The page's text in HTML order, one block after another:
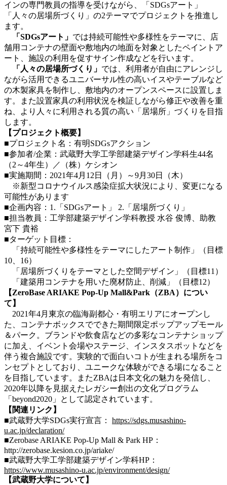
インの専門教員の指導を受けながら、「SDGsアート」
「人々の居場所づくり」の2テーマでプロジェクトを推進し
ます。
「SDGsアート」 では持続可能性や多様性をテーマに、店
舗用コンテナの壁面や敷地内の地面を対象としたペイントア
ート、施設の利用を促すサイン作成などを行います。
「人々の居場所づくり」 では、利用者が自由にアレンジし
ながら活用できるユニバーサル性の高いイスやテーブルなど
の木製家具を制作し、敷地内のオープンスペースに設置しま
す。また設置家具の利用状況を検証しながら修正や改善を重
ね、より人々に利用される質の高い「居場所」づくりを目指
します。
【プロジェクト概要】
■プロジェクト名：有明SDGsアクション
■参加者/企業：武蔵野大学工学部建築デザイン学科生44名
（2～4年生）／（株）ケシオン
■実施期間：2021年4月12日（月）～9月30日（木）
※新型コロナウイルス感染症拡大状況により、変更になる
可能性があります
■企画内容：1.「SDGsアート」 2.「居場所づくり」
■担当教員：工学部建築デザイン学科教授 水谷 俊博、助教
宮下 貴裕
■ターゲット目標：
「持続可能性や多様性をテーマにしたアート制作」（目標
10、16）
「居場所づくりをテーマとした空間デザイン」（目標11）
「建築用コンテナを用いた廃材防止、削減」（目標12）
【ZeroBase ARIAKE Pop-Up Mall&Park（ZBA）につい
て】
2021年4月東京の臨海副都心・有明エリアにオープンし
た、コンテナボックスでできた期間限定ポップアップモール
＆パーク。ブランドや飲食店などの多彩なコンテナショップ
に加え、イベント会場やステージ、インスタスポットなどを
伴う複合施設です。実験的で面白いコトが生まれる場所をコ
ンセプトとしており、ユニークな体験ができる場になること
を目指しています。またZBAは日本文化の魅力を発信し、
2020年以降を見据えたレガシー創出の文化プログラム
「beyond2020」として認定されています。
【関連リンク】
■武蔵野大学SDGs実行宣言： https://sdgs.musashino-
u.ac.jp/declaration/
■Zerobase ARIAKE Pop-Up Mall & Park HP：
http://zerobase.kesion.co.jp/ariake/
■武蔵野大学工学部建築デザイン学科HP：
https://www.musashino-u.ac.jp/environment/design/
【武蔵野大学について】